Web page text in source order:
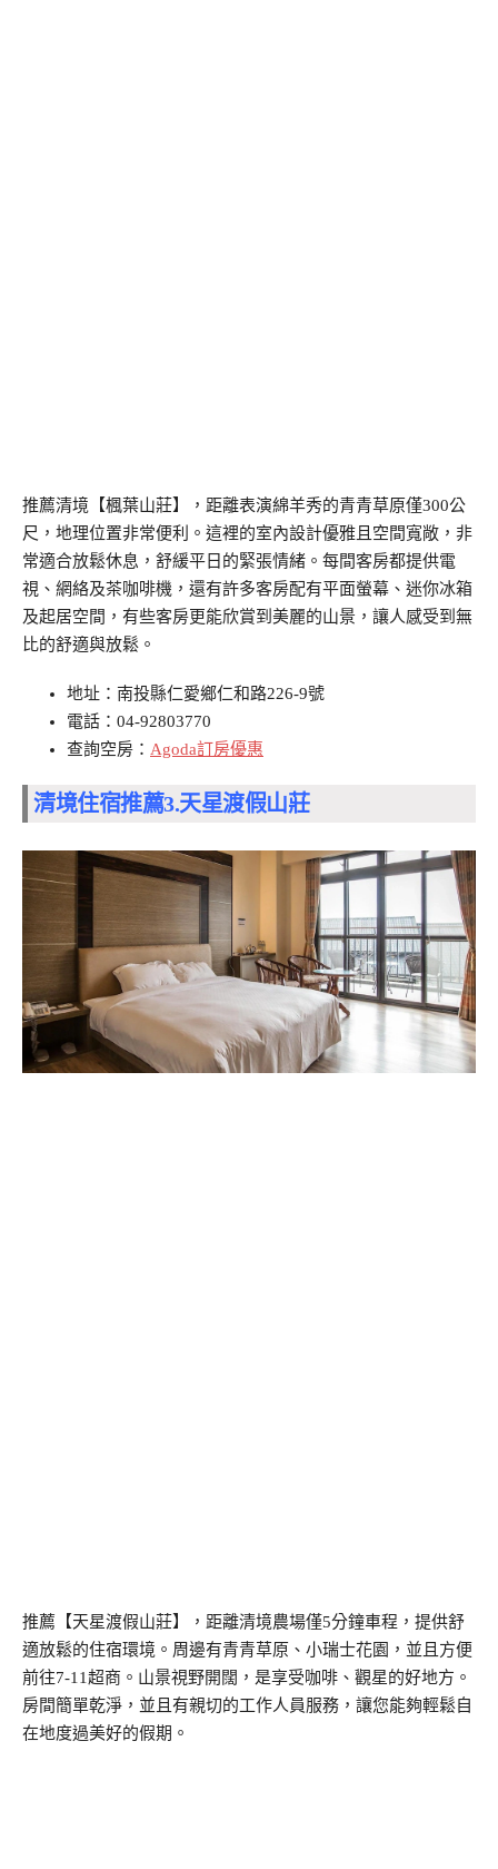
推薦清境【楓葉山莊】，距離表演綿羊秀的青青草原僅300公
尺，地理位置非常便利。這裡的室內設計優雅且空間寬敞，非
常適合放鬆休息，舒緩平日的緊張情緒。每間客房都提供電
視、網絡及茶咖啡機，還有許多客房配有平面螢幕、迷你冰箱
及起居空間，有些客房更能欣賞到美麗的山景，讓人感受到無
比的舒適與放鬆。
地址：南投縣仁愛鄉仁和路226-9號
電話：04-92803770
查詢空房： Agoda訂房優惠
清境住宿推薦3.天星渡假山莊
推薦【天星渡假山莊】，距離清境農場僅5分鐘車程，提供舒
適放鬆的住宿環境。周邊有青青草原、小瑞士花園，並且方便
前往7-11超商。山景視野開闊，是享受咖啡、觀星的好地方。
房間簡單乾淨，並且有親切的工作人員服務，讓您能夠輕鬆自
在地度過美好的假期。